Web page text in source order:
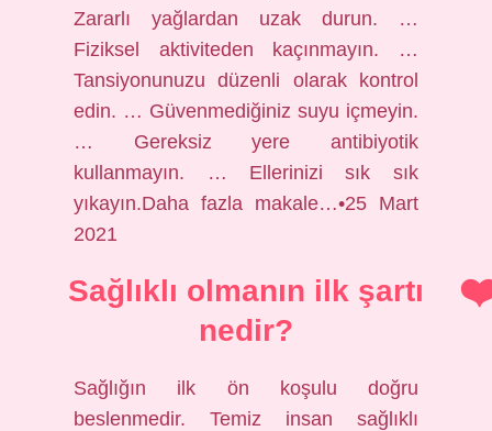
Zararlı yağlardan uzak durun. …
Fiziksel aktiviteden kaçınmayın. …
Tansiyonunuzu düzenli olarak kontrol
edin. … Güvenmediğiniz suyu içmeyin.
… Gereksiz yere antibiyotik
kullanmayın. … Ellerinizi sık sık
yıkayın.Daha fazla makale…•25 Mart
2021
Sağlıklı olmanın ilk şartı
nedir?
Sağlığın ilk ön koşulu doğru
beslenmedir. Temiz insan sağlıklı